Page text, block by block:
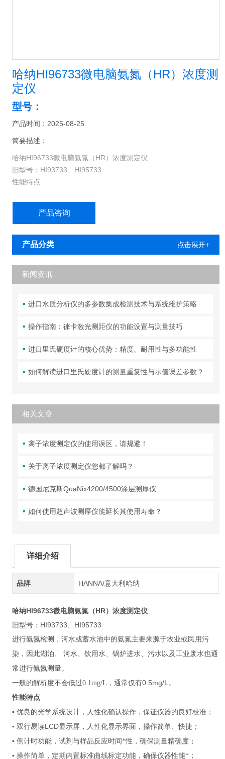
哈纳HI96733微电脑氨氮（HR）浓度测
定仪
型号：
产品时间：2025-08-25
简要描述：
哈纳HI96733微电脑氨氮（HR）浓度测定仪
旧型号：HI93733、HI95733
性能特点
▪ 倒计时功能，试剂与样品反应时间*性，确保测量精确度；
产品咨询
产品分类 点击展开+
新闻资讯
进口水质分析仪的多参数集成检测技术与系统维护策略
操作指南：徕卡激光测距仪的功能设置与测量技巧
进口里氏硬度计的核心优势：精度、耐用性与多功能性
如何解读进口里氏硬度计的测量重复性与示值误差参数？
相关文章
离子浓度测定仪的使用误区，请规避！
关于离子浓度测定仪您都了解吗？
德国尼克斯QuaNix4200/4500涂层测厚仪
如何使用超声波测厚仪能延长其使用寿命？
详细介绍
品牌 HANNA/意大利哈纳
哈纳HI96733微电脑氨氮（HR）浓度测定仪
旧型号：HI93733、HI95733
进行氨氮检测，河水或蓄水池中的氨氮主要来源于农业或民用污
染，因此湖泊、 河水、饮用水、锅炉进水、污水以及工业废水也通
常进行氨氮测量。
一般的解析度不会低过0.1mg/L，通常仅有0.5mg/L。
性能特点
▪ 优良的光学系统设计，人性化确认操作，保证仪器的良好校准；
▪ 双行易读LCD显示屏，人性化显示界面，操作简单、快捷；
▪ 倒计时功能，试剂与样品反应时间*性，确保测量精确度；
▪ 操作简单，定期内置标准曲线标定功能，确保仪器性能*；